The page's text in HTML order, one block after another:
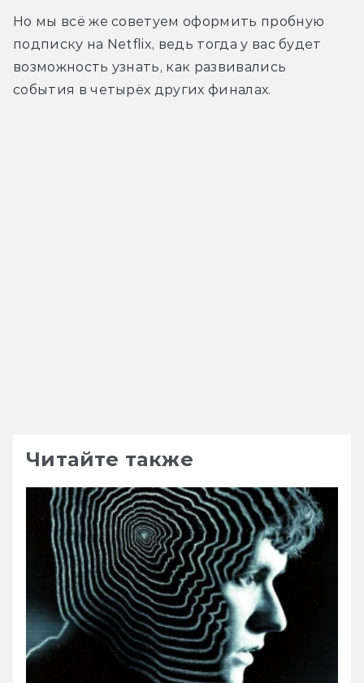
Но мы всё же советуем оформить пробную
подписку на Netflix, ведь тогда у вас будет
возможность узнать, как развивались
события в четырёх других финалах.
Читайте также